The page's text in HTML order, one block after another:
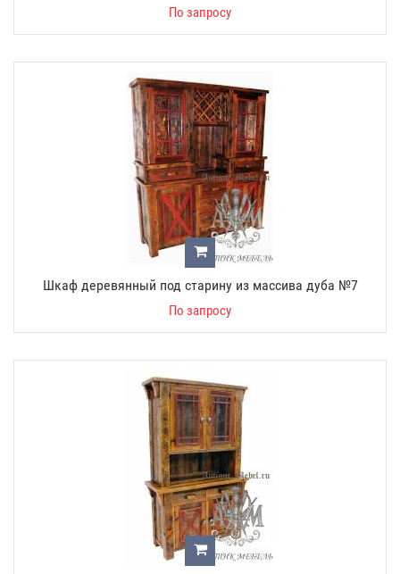
По запросу
Шкаф деревянный под старину из массива дуба №7
По запросу